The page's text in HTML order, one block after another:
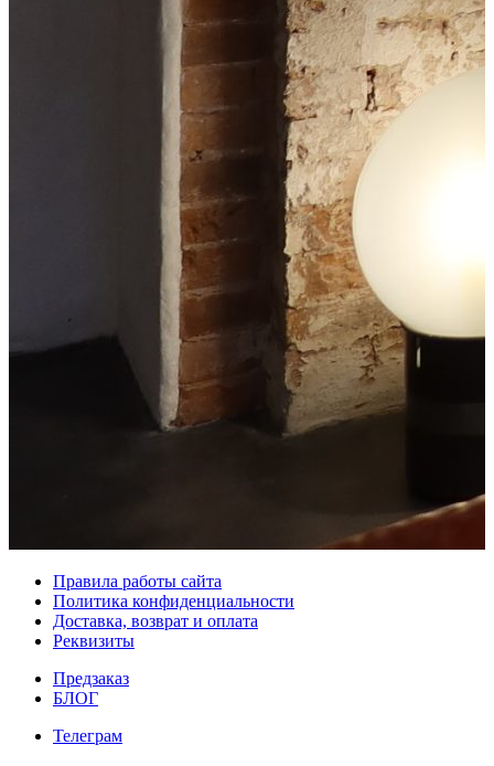
Правила работы сайта
Политика конфиденциальности
Доставка, возврат и оплата
Реквизиты
Предзаказ
БЛОГ
Телеграм